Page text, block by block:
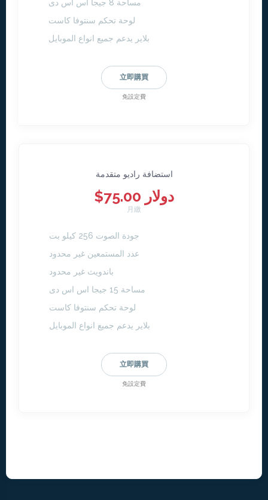
مساحة 8 جيجا اس اس دى
لوحة تحكم سنتوفا كاست
بلاير يدعم جميع انواع الموبايل
立即購買
免設定費
استضافة راديو متقدمة
$75.00 دولار
月繳
جودة الصوت 256 كيلو بت
عدد المستمعين غير محدود
باندويث غير محدود
مساحة 15 جيجا اس اس دى
لوحة تحكم سنتوفا كاست
بلاير يدعم جميع انواع الموبايل
立即購買
免設定費